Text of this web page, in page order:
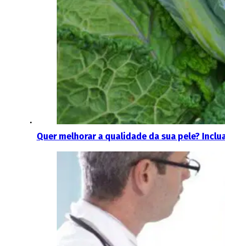
Quer melhorar a qualidade da sua pele?